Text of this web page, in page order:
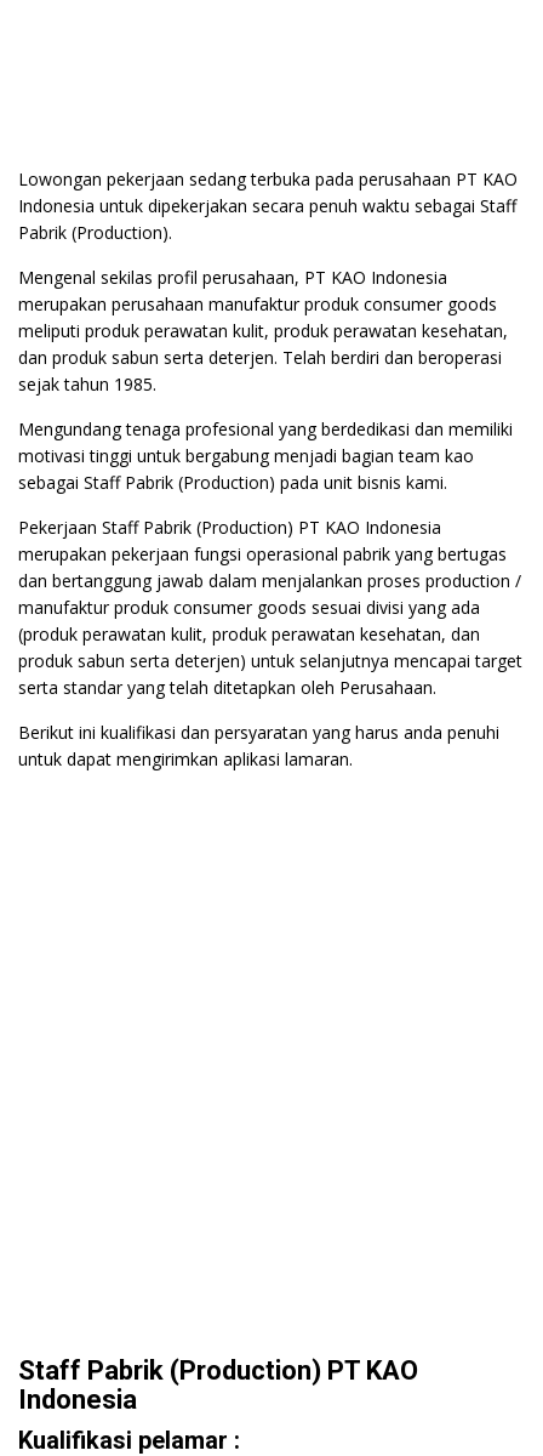
Lowongan pekerjaan sedang terbuka pada perusahaan PT KAO
Indonesia untuk dipekerjakan secara penuh waktu sebagai Staff
Pabrik (Production).
Mengenal sekilas profil perusahaan, PT KAO Indonesia
merupakan perusahaan manufaktur produk consumer goods
meliputi produk perawatan kulit, produk perawatan kesehatan,
dan produk sabun serta deterjen. Telah berdiri dan beroperasi
sejak tahun 1985.
Mengundang tenaga profesional yang berdedikasi dan memiliki
motivasi tinggi untuk bergabung menjadi bagian team kao
sebagai Staff Pabrik (Production) pada unit bisnis kami.
Pekerjaan Staff Pabrik (Production) PT KAO Indonesia
merupakan pekerjaan fungsi operasional pabrik yang bertugas
dan bertanggung jawab dalam menjalankan proses production /
manufaktur produk consumer goods sesuai divisi yang ada
(produk perawatan kulit, produk perawatan kesehatan, dan
produk sabun serta deterjen) untuk selanjutnya mencapai target
serta standar yang telah ditetapkan oleh Perusahaan.
Berikut ini kualifikasi dan persyaratan yang harus anda penuhi
untuk dapat mengirimkan aplikasi lamaran.
Staff Pabrik (Production) PT KAO
Indonesia
Kualifikasi pelamar :